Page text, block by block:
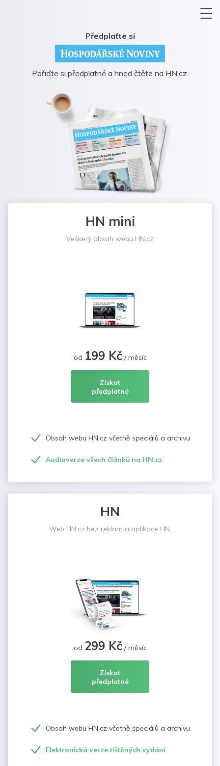
Předplaťte si
Pořiďte si předplatné a hned čtěte na HN.cz.
HN mini
Veškerý obsah webu HN.cz
od 199 Kč/ měsíc
Získat
předplatné
Obsah webu HN.cz včetně speciálů a archivu
Audioverze všech článků na HN.cz
HN
Web HN.cz bez reklam a aplikace HN.
od 299 Kč/ měsíc
Získat
předplatné
Obsah webu HN.cz včetně speciálů a archivu
Elektronická verze tištěných vydání